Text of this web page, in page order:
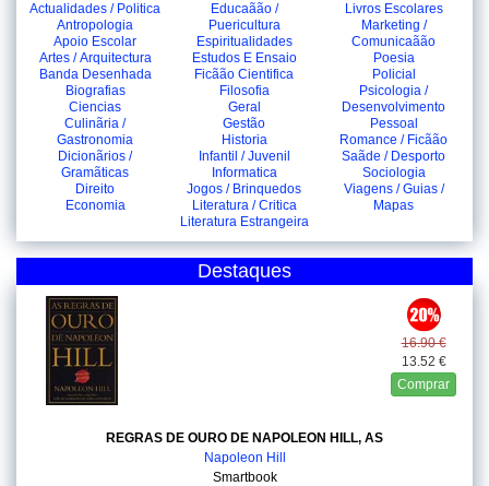
Actualidades / Politica
Antropologia
Apoio Escolar
Artes / Arquitectura
Banda Desenhada
Biografias
Ciencias
Culinãria /
Gastronomia
Dicionãrios /
Gramãticas
Direito
Economia
Educaãão /
Puericultura
Espiritualidades
Estudos E Ensaio
Ficãão Cientifica
Filosofia
Geral
Gestão
Historia
Infantil / Juvenil
Informatica
Jogos / Brinquedos
Literatura / Critica
Literatura Estrangeira
Livros Escolares
Marketing /
Comunicaãão
Poesia
Policial
Psicologia /
Desenvolvimento
Pessoal
Romance / Ficãão
Saãde / Desporto
Sociologia
Viagens / Guias /
Mapas
Destaques
16.90 €
13.52 €
Comprar
REGRAS DE OURO DE NAPOLEON HILL, AS
Napoleon Hill
Smartbook